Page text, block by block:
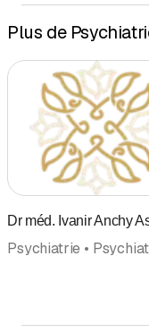
Plus de
Dr méd. Ivanir Anchy